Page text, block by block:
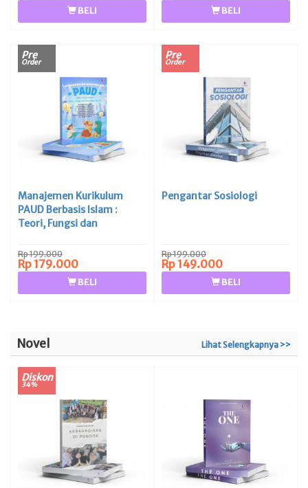
BELI BELI
Pre
Order
Manajemen Kurikulum
PAUD Berbasis Islam :
Teori, Fungsi dan
Rp 199.000
Rp 179.000
BELI
Pre
Order
Pengantar Sosiologi
Rp 199.000
Rp 149.000
BELI
Novel Lihat Selengkapnya >>
Diskon
34%